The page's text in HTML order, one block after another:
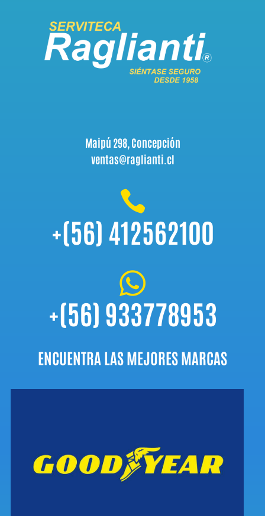
Maipú 298, Concepción
ventas@raglianti.cl

+(56) 412562100

+(56) 933778953
ENCUENTRA LAS MEJORES MARCAS